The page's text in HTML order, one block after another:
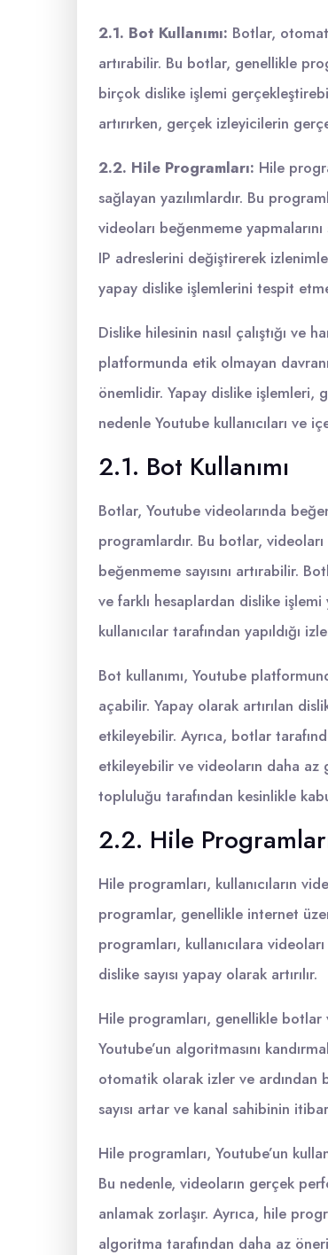
2.1. Bot Kullanımı: Botlar,
artırabilir. Bu botlar, genellikle
birçok dislike işlemi
artırırken, gerçek izleyicilerin
2.2. Hile Programları: Hile
sağlayan yazılımlardır. Bu
videoları beğenmeme
IP adreslerini değiştirerek
yapay dislike işlemlerini tespit
Dislike hilesinin nasıl çalıştığı ve
platformunda etik olmayan
önemlidir. Yapay dislike işlemleri,
nedenle Youtube kullanıcıları ve
2.1. Bot Kullanımı
Botlar, Youtube videolarında
programlardır. Bu botlar,
beğenmeme sayısını artırabilir.
ve farklı hesaplardan dislike
kullanıcılar tarafından yapıldığı
Bot kullanımı, Youtube
açabilir. Yapay olarak artırılan
etkileyebilir. Ayrıca, botlar
etkileyebilir ve videoların daha az
topluluğu tarafından kesinlikle
2.2. Hile
Hile programları, kullanıcıların
programlar, genellikle internet
programları, kullanıcılara
dislike sayısı yapay olarak artırılır.
Hile programları, genellikle botlar
Youtube’un algoritmasını
otomatik olarak izler ve ardından
sayısı artar ve kanal sahibinin
Hile programları, Youtube’un
Bu nedenle, videoların gerçek
anlamak zorlaşır. Ayrıca, hile
algoritma tarafından daha az